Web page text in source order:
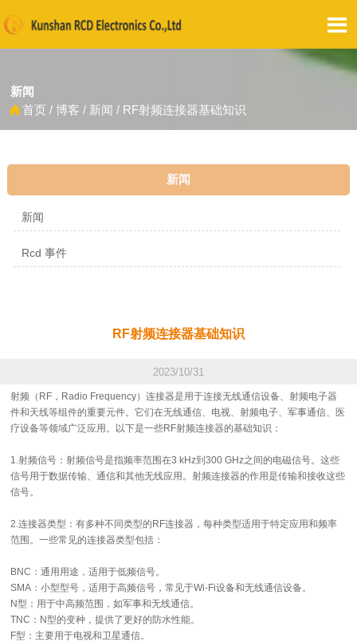

新闻
首页 / 博客 / 新闻 / RF射频连接器基础知识
新闻
新闻
Rcd 事件
RF射频连接器基础知识
2023/10/31
射频（RF，Radio Frequency）连接器是用于连接无线通信设备、射频电子器
件和天线等组件的重要元件。它们在无线通信、电视、射频电子、军事通信、医
疗设备等领域广泛应用。以下是一些RF射频连接器的基础知识：
1.射频信号：射频信号是指频率范围在3 kHz到300 GHz之间的电磁信号。这些
信号用于数据传输、通信和其他无线应用。射频连接器的作用是传输和接收这些
信号。
2.连接器类型：有多种不同类型的RF连接器，每种类型适用于特定应用和频率
范围。一些常见的连接器类型包括：
BNC：通用用途，适用于低频信号。
SMA：小型型号，适用于高频信号，常见于Wi-Fi设备和无线通信设备。
N型：用于中高频范围，如军事和无线通信。
TNC：N型的变种，提供了更好的防水性能。
F型：主要用于电视和卫星通信。